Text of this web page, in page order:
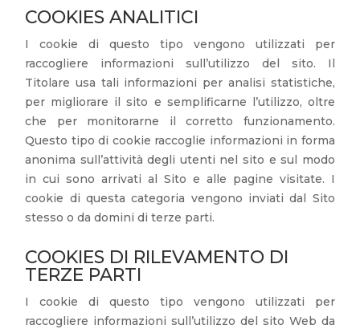
COOKIES ANALITICI
I cookie di questo tipo vengono utilizzati per
raccogliere informazioni sull’utilizzo del sito. Il
Titolare usa tali informazioni per analisi statistiche,
per migliorare il sito e semplificarne l’utilizzo, oltre
che per monitorarne il corretto funzionamento.
Questo tipo di cookie raccoglie informazioni in forma
anonima sull’attività degli utenti nel sito e sul modo
in cui sono arrivati al Sito e alle pagine visitate. I
cookie di questa categoria vengono inviati dal Sito
stesso o da domini di terze parti.
COOKIES DI RILEVAMENTO DI
TERZE PARTI
I cookie di questo tipo vengono utilizzati per
raccogliere informazioni sull’utilizzo del sito Web da